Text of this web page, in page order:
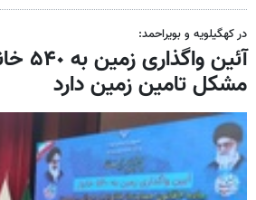
در کهگیلویه و بویراحمد:
آئین
مشکل تامین زمین دارد